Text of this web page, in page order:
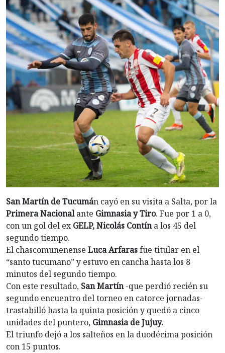
San Martín de Tucumán cayó en su visita a Salta, por la
Primera Nacionalante Gimnasia y Tiro. Fue por 1 a 0,
con un gol del exGELP, Nicolás Contína los 45 del
segundo tiempo.
El chascomunenense Luca Arfarasfue titular en el
“santo tucumano” y estuvo en cancha hasta los 8
minutos del segundo tiempo.
Con este resultado, San Martín-que perdió recién su
segundo encuentro del torneo en catorce jornadas-
trastabilló hasta la quinta posición y quedó a cinco
unidades del puntero, Gimnasia de Jujuy.
El triunfo dejó a los salteños en la duodécima posición
con 15 puntos.